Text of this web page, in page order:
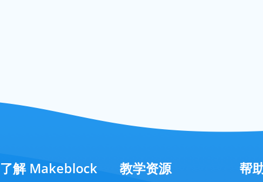
了解 Makeblock 教学资源 帮